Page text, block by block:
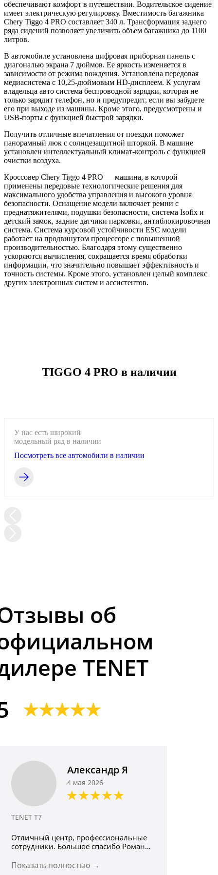
обеспечивают комфорт в путешествии. Водительское сидение
имеет электрическую регулировку. Вместимость багажника
Chery Tiggo 4 PRO составляет 340 л. Трансформация заднего
ряда сидений позволяет увеличить объем багажника до 1100
литров.
В автомобиле установлена цифровая приборная панель с
диагональю экрана 7 дюймов. Ее яркость изменяется в
зависимости от режима вождения. Установлена передовая
медиасистема с 10,25-дюймовым HD-дисплеем. К услугам
владельца авто система беспроводной зарядки, которая не
только зарядит телефон, но и предупредит, если вы забудете
его при выходе из машины. Кроме этого, предусмотрены и
USB-порты с функцией быстрой зарядки.
Получить отличные впечатления от поездки поможет
панорамный люк с солнцезащитной шторкой. В машине
установлен интеллектуальный климат-контроль с функцией
очистки воздуха.
Кроссовер Chery Tiggo 4 PRO — машина, в которой
применены передовые технологические решения для
максимального удобства управления и высокого уровня
безопасности. Оснащение модели включает ремни с
преднатяжителями, подушки безопасности, система Isofix и
детский замок, задние датчики парковки, антиблокировочная
система. Система курсовой устойчивости ESC модели
работает на продвинутом процессоре с повышенной
производительностью. Благодаря этому существенно
ускоряются вычисления, сокращается время обработки
информации, что значительно повышает эффективность и
точность системы. Кроме этого, установлен целый комплекс
других электронных систем и ассистентов.
TIGGO 4 PRO в наличии
У нас есть широкий
модельный ряд в наличии
Посмотреть все автомобили в наличии
об
TENET
Александр Я
4 мая 2026
TENET T7
Отличный центр, профессиональные
сотрудники. Большое спасибо Роману
подбор автомобиля под конкретные
Показать полностью →